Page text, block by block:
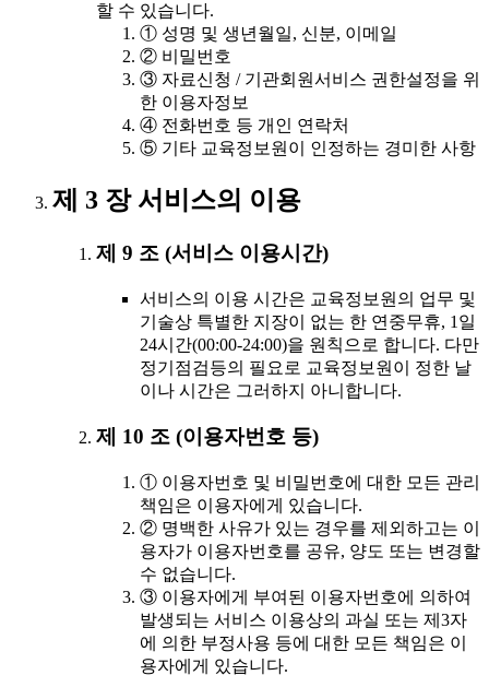
할 수 있습니다.
① 성명 및 생년월일, 신분, 이메일
② 비밀번호
③ 자료신청 / 기관회원서비스 권한설정을 위
한 이용자정보
④ 전화번호 등 개인 연락처
⑤ 기타 교육정보원이 인정하는 경미한 사항
제 3 장 서비스의 이용
제 9 조 (서비스 이용시간)
서비스의 이용 시간은 교육정보원의 업무 및
기술상 특별한 지장이 없는 한 연중무휴, 1일
24시간(00:00-24:00)을 원칙으로 합니다. 다만
정기점검등의 필요로 교육정보원이 정한 날
이나 시간은 그러하지 아니합니다.
제 10 조 (이용자번호 등)
① 이용자번호 및 비밀번호에 대한 모든 관리
책임은 이용자에게 있습니다.
② 명백한 사유가 있는 경우를 제외하고는 이
용자가 이용자번호를 공유, 양도 또는 변경할
수 없습니다.
③ 이용자에게 부여된 이용자번호에 의하여
발생되는 서비스 이용상의 과실 또는 제3자
에 의한 부정사용 등에 대한 모든 책임은 이
용자에게 있습니다.